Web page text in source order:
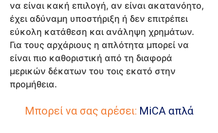
να είναι κακή επιλογή, αν είναι ακατανόητο,
έχει αδύναμη υποστήριξη ή δεν επιτρέπει
εύκολη κατάθεση και ανάληψη χρημάτων.
Για τους αρχάριους η απλότητα μπορεί να
είναι πιο καθοριστική από τη διαφορά
μερικών δέκατων του τοις εκατό στην
προμήθεια.
Μπορεί να σας αρέσει: MiCA απλά